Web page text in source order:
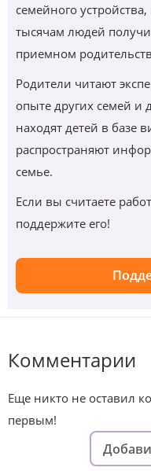
семейного
тысячам людей
приемном
Родители читают
опыте других семей и
находят детей в базе
распространяют
семье.
Если вы считаете
поддержите его!
Комментарии
Еще никто не оставил
первым!